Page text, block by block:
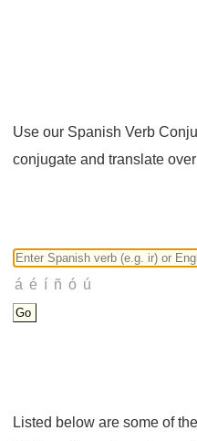
Use our Spanish Verb
conjugate and translate
Listed below are some of